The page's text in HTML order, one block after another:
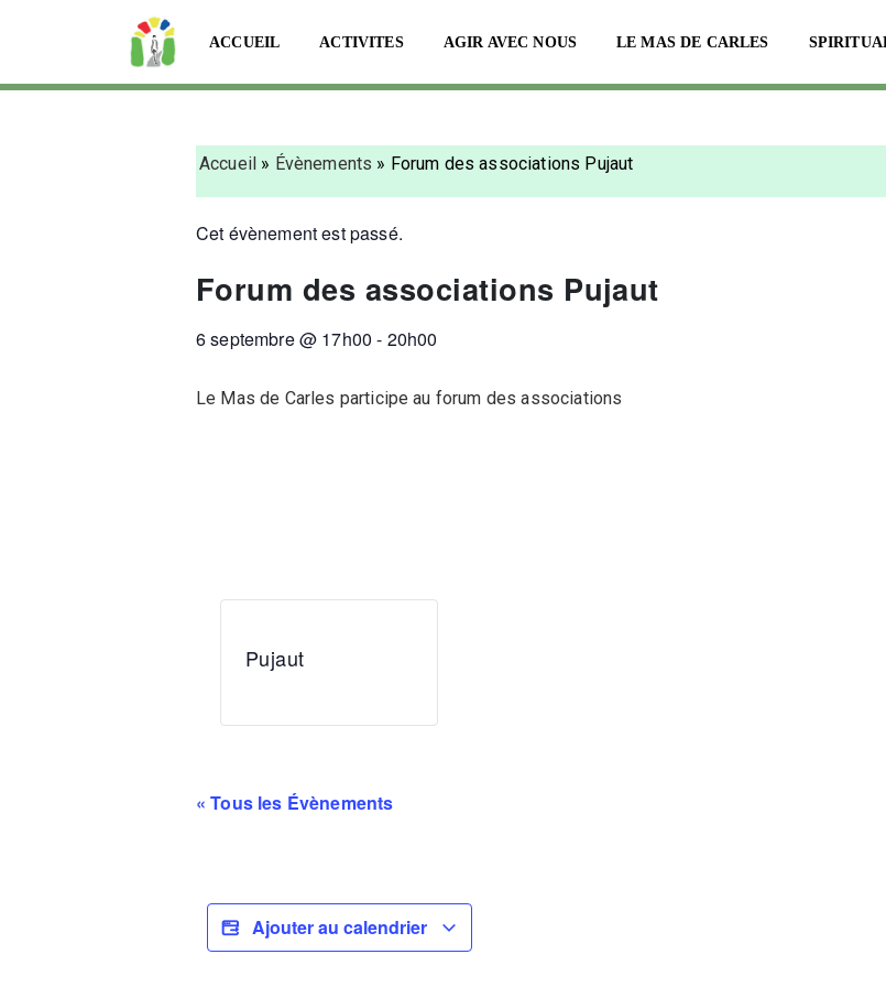
ACCUEIL ACTIVITES AGIR AVEC NOUS LE MAS DE CARLES
Accueil » Évènements » Forum des associations Pujaut
Cet évènement est passé.
Forum des associations Pujaut
6 septembre@ 17h00 - 20h00
Le Mas de Carles participe au forum des associations
Pujaut
« Tous les Évènements
Ajouter au calendrier